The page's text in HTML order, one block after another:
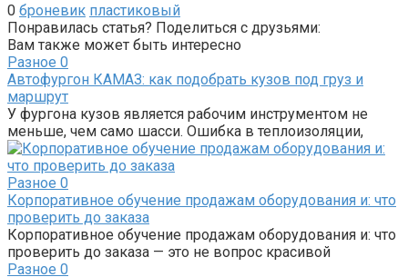
0 броневик пластиковый
Понравилась статья? Поделиться с друзьями:
Вам также может быть интересно
Разное 0
Автофургон КАМАЗ: как подобрать кузов под груз и
маршрут
У фургона кузов является рабочим инструментом не
меньше, чем само шасси. Ошибка в теплоизоляции,
Разное 0
Корпоративное обучение продажам оборудования и: что
проверить до заказа
Корпоративное обучение продажам оборудования и: что
проверить до заказа — это не вопрос красивой
Разное 0